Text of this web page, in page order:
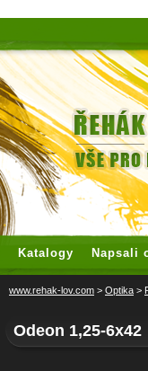
Katalogy Napsali
www.rehak-lov.com > Optika >
Odeon 1,25-6x42